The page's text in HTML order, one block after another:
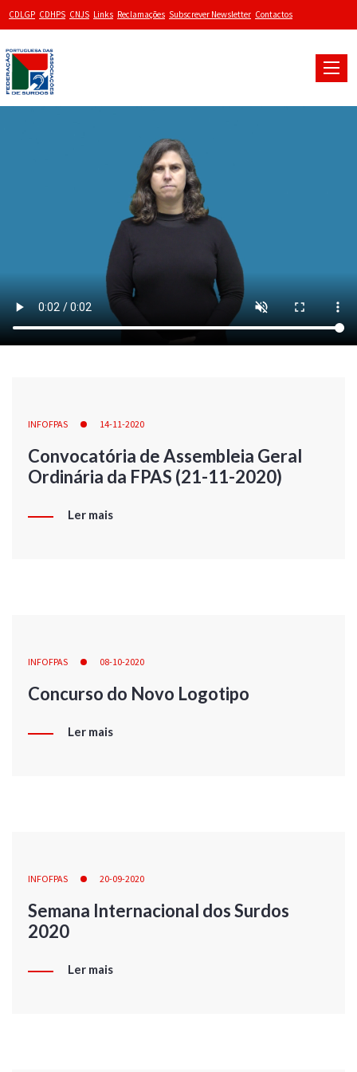
CDLGP CDHPS CNJS Links Reclamações Subscrever Newsletter Contactos
Toggle
INFOFPAS 14-11-2020
Convocatória de Assembleia Geral
Ordinária da FPAS (21-11-2020)
Ler mais
INFOFPAS 08-10-2020
Concurso do Novo Logotipo
Ler mais
INFOFPAS 20-09-2020
Semana Internacional dos Surdos
2020
Ler mais